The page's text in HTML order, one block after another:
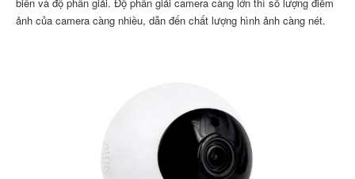
ảnh của camera càng nhiều, dẫn đến chất lượng hình ảnh càng nét.